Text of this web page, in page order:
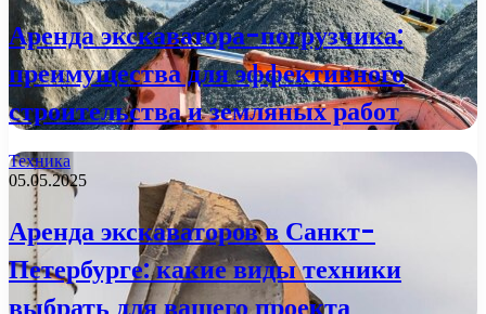
Аренда экскаватора-погрузчика:
преимущества для эффективного
строительства и земляных работ
Техника
05.05.2025
Аренда экскаваторов в Санкт-
Петербурге: какие виды техники
выбрать для вашего проекта